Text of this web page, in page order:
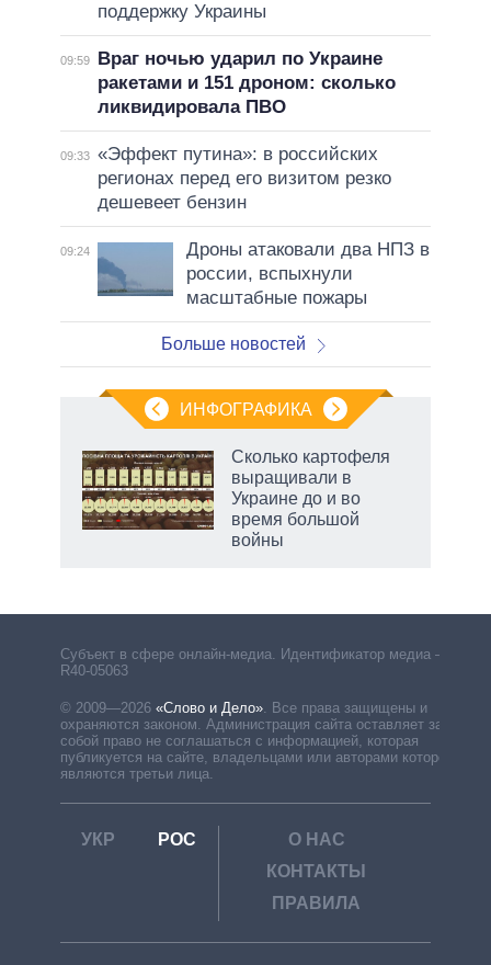
поддержку Украины
09:59
Враг ночью ударил по Украине
ракетами и 151 дроном: сколько
ликвидировала ПВО
09:33 «Эффект путина»: в российских
регионах перед его визитом резко
дешевеет бензин
09:24
Дроны атаковали два НПЗ в
россии, вспыхнули
масштабные пожары
Больше новостей
ИНФОГРАФИКА
Сколько картофеля
выращивали в
Украине до и во
время большой
войны
Субъект в сфере онлайн-медиа. Идентификатор медиа –
R40-05063
© 2009—2026 «Слово и Дело». Все права защищены и
охраняются законом. Администрация сайта оставляет за
собой право не соглашаться с информацией, которая
публикуется на сайте, владельцами или авторами которой
являются третьи лица.
УКР РОС
О НАС
КОНТАКТЫ
ПРАВИЛА